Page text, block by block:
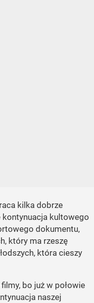
kilka dobrze
kultowego
dokumentu,
który ma rzeszę
która cieszy
bo już w połowie
naszej